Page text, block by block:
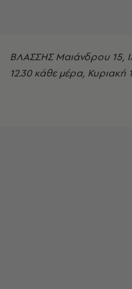
ΒΛΑΣΣΗΣ Μαιάνδρου 15,
12.30 κάθε μέρα, Κυριακή